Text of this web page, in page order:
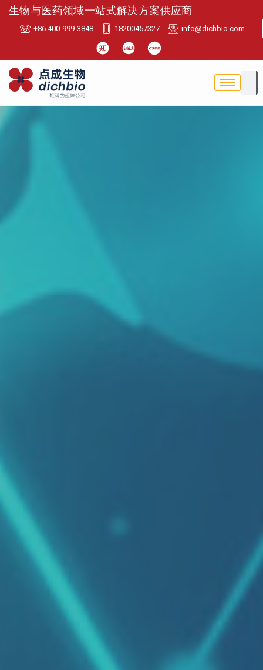
生物与医药领域一站式解决方案供应商
+86 400-999-3848 18200457327 info@dichbio.com